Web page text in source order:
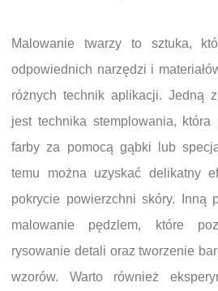
Malowanie twarzy to sztuka,
odpowiednich narzędzi i
różnych technik aplikacji. Jedną
jest technika stemplowania,
farby za pomocą gąbki lub
temu można uzyskać delikatny
pokrycie powierzchni skóry. Inną
malowanie pędzlem, które
rysowanie detali oraz tworzenie
wzorów. Warto również